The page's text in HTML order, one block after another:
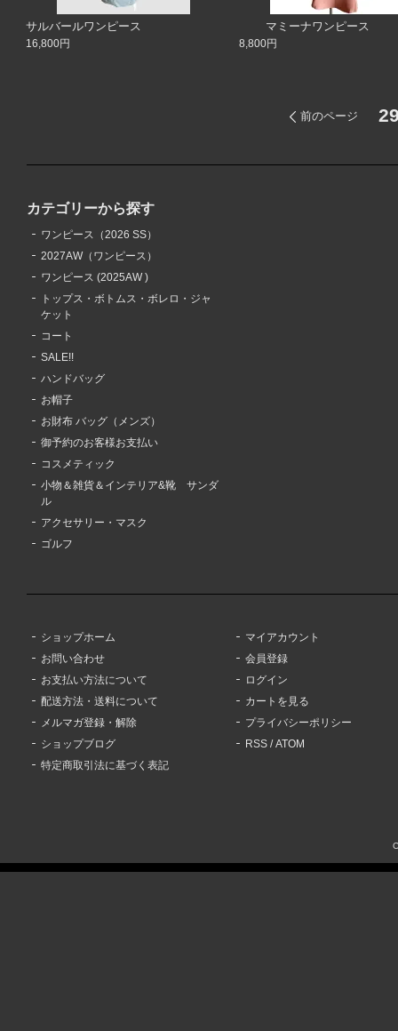
サルバールワンピース
16,800円
マミーナワンピース
8,800円
前のページ
カテゴリーから探す
ワンピース（2026 SS）
2027AW（ワンピース）
ワンピース (2025AW )
トップス・ボトムス・ボレロ・ジャ
ケット
コート
SALE!!
ハンドバッグ
お帽子
お財布 バッグ（メンズ）
御予約のお客様お支払い
コスメティック
小物＆雑貨＆インテリア&靴 サンダ
ル
アクセサリー・マスク
ゴルフ
ショップホーム
お問い合わせ
お支払い方法について
配送方法・送料について
メルマガ登録・解除
ショップブログ
特定商取引法に基づく表記
マイアカウント
会員登録
ログイン
カートを見る
プライバシーポリシー
RSS /ATOM